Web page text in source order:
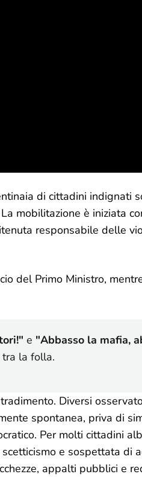
di cittadini indignati
mobilitazione è iniziata
responsabile delle
del Primo Ministro,
e "Abbasso la mafia,
la folla.
Diversi
spontanea, priva di
Per molti cittadini
e sospettata di
appalti pubblici e